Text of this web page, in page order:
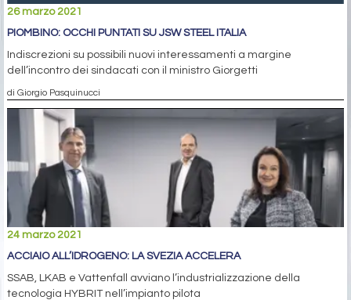
26 marzo 2021
PIOMBINO: OCCHI PUNTATI SU JSW STEEL ITALIA
Indiscrezioni su possibili nuovi interessamenti a margine
dell’incontro dei sindacati con il ministro Giorgetti
di Giorgio Pasquinucci
24 marzo 2021
ACCIAIO ALL’IDROGENO: LA SVEZIA ACCELERA
SSAB, LKAB e Vattenfall avviano l’industrializzazione della
tecnologia HYBRIT nell’impianto pilota